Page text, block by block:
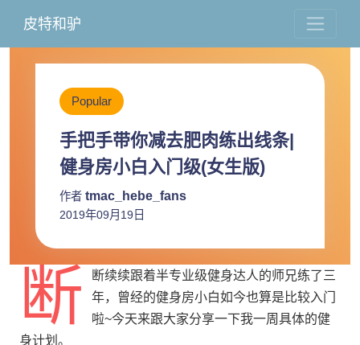
皮特和驴
Popular
手把手带你减去肥肉练出线条|
健身房小白入门级(女生版)
作者 tmac_hebe_fans
2019年09月19日
断 断续续跟着半专业级健身达人的师兄练了三
年，曾经的健身房小白如今也算是比较入门
啦~今天来跟大家分享一下我一周具体的健
身计划。